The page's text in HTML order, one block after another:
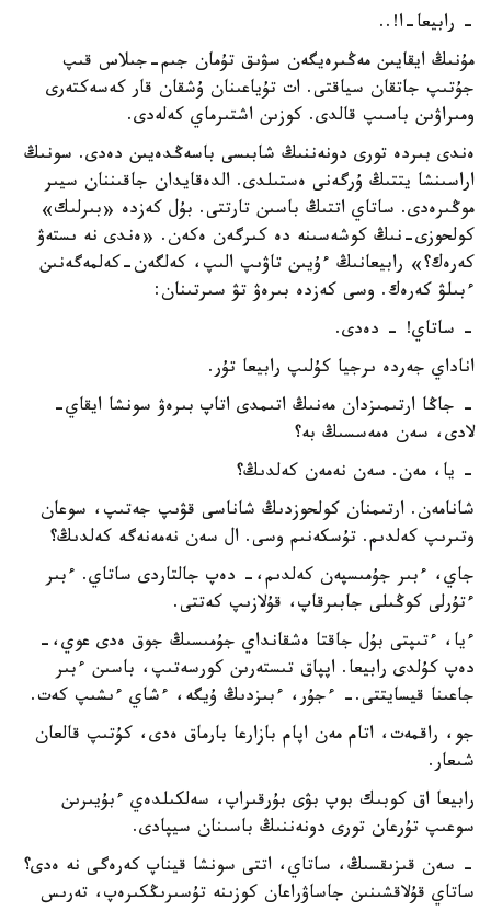
- رابيعا-ا!..
مۇنىڭ ايقايىن مەڭىرەيگەن سۋىق تۇمان جىم-جىلاس قىپ
جۇتىپ جاتقان سياقتى. ات تۇياعىنان ۇشقان قار كەسەكتەرى
ومىراۋىن باسىپ قالدى. كوزىن اشتىرماي كەلەدى.
ەندى بىردە تورى دونەننىڭ شابىسى باسەڭدەيىن دەدى. سونىڭ
اراسىنشا يتتىڭ ۇرگەنى ەستىلدى. الدەقايدان جاقىننان سيىر
موڭىرەدى. ساتاي اتتىڭ باسىن تارتتى. بۇل كەزدە «بىرلىك»
كولحوزى-نىڭ كوشەسىنە دە كىرگەن ەكەن. «ەندى نە ىستەۋ
كەرەك؟» رابيعانىڭ ءۇيىن تاۋىپ الىپ، كەلگەن-كەلمەگەنىن
ءبىلۋ كەرەك. وسى كەزدە بىرەۋ تۋ سىرتىنان:
- ساتاي! - دەدى.
اناداي جەردە ىرجيا كۇلىپ رابيعا تۇر.
- جاڭا ارتىمىزدان مەنىڭ اتىمدى اتاپ بىرەۋ سونشا ايقاي-
لادى، سەن ەمەسسىڭ بە؟
- يا، مەن. سەن نەمەن كەلدىڭ؟
شانامەن. ارتىمنان كولحوزدىڭ شاناسى قۋىپ جەتىپ، سوعان
وتىرىپ كەلدىم. تۇسكەنىم وسى. ال سەن نەمەنەگە كەلدىڭ؟
جاي، ءبىر جۇمىسپەن كەلدىم،- دەپ جالتاردى ساتاي. ءبىر
ءتۇرلى كوڭىلى جابىرقاپ، قۇلازىپ كەتتى.
ءيا، ءتىپتى بۇل جاقتا ەشقانداي جۇمىسىڭ جوق ەدى عوي،-
دەپ كۇلدى رابيعا. اپپاق تىستەرىن كورسەتىپ، باسىن ءبىر
جاعىنا قيسايتتى.- ءجۇر، ءبىزدىڭ ۇيگە، ءشاي ءىشىپ كەت.
جو، راقمەت، اتام مەن اپام بازارعا بارماق ەدى، كۇتىپ قالعان
شىعار.
رابيعا اق كوبىك بوپ بۋى بۇرقىراپ، سەلكىلدەي ءبۇيىرىن
سوعىپ تۇرعان تورى دونەننىڭ باسىنان سيپادى.
- سەن قىزىقسىڭ، ساتاي، اتتى سونشا قيناپ كەرەگى نە ەدى؟
ساتاي قۇلاقشىنىن جاساۋراعان كوزىنە تۇسىرىڭكىرەپ، تەرىس